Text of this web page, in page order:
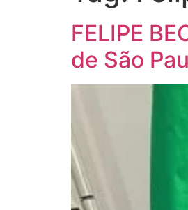
FELIPE
de São